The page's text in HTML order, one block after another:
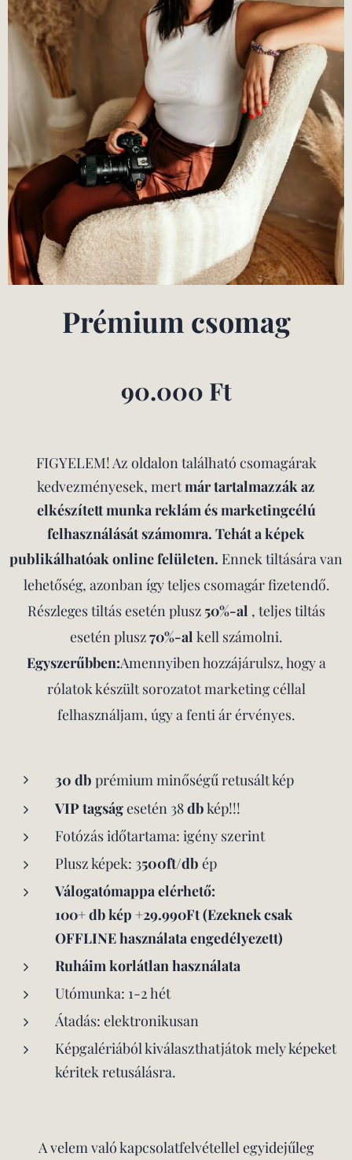
Prémium csomag
90.000 Ft
FIGYELEM! Az oldalon található csomagárak
kedvezményesek, mertmár tartalmazzák az
elkészített munka reklám és marketingcélú
felhasználását számomra. Tehát a képek
publikálhatóak online felületen. Ennek tiltására van
lehetőség, azonban így teljes csomagár fizetendő.
Részleges tiltás esetén plusz 50%-al , teljes tiltás
esetén plusz70%-al kell számolni.
Egyszerűbben:Amennyiben hozzájárulsz, hogy a
rólatok készült sorozatot marketing céllal
felhasználjam, úgy a fenti ár érvényes.
30 db prémium minőségű retusált kép
VIP tagságesetén 38dbkép!!!
Fotózás időtartama: igény szerint
Plusz képek: 3500ft/db ép
Válogatómappa elérhető:
100+ db kép +29.990Ft (Ezeknek csak
OFFLINE használata engedélyezett)
Ruháim korlátlan használata
Utómunka: 1-2 hét
Átadás: elektronikusan
Képgalériából kiválaszthatjátok mely képeket
kéritek retusálásra.
A velem való kapcsolatfelvétellel egyidejűleg